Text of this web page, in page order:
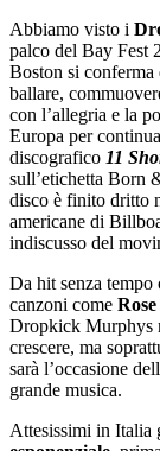
Abbiamo visto i
palco del Bay Fest
Boston si conferma
ballare,
con l’allegria e la
Europa per
discografico 11
sull’etichetta Born
disco è finito dritto
americane di
indiscusso del
Da hit senza tempo
canzoni come
Dropkick Murphys
crescere, ma
sarà l’occasione
grande musica.
Attesissimi in Italia